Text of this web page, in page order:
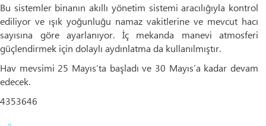
Bu sistemler binanın akıllı yönetim sistemi aracılığıyla kontrol
ediliyor ve ışık yoğunluğu namaz vakitlerine ve mevcut hacı
sayısına göre ayarlanıyor. İç mekanda manevi atmosferi
güçlendirmek için dolaylı aydınlatma da kullanılmıştır.
Hav mevsimi 25 Mayıs’ta başladı ve 30 Mayıs’a kadar devam
edecek.
4353646